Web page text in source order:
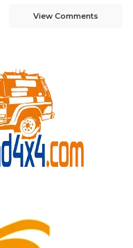
View Comments